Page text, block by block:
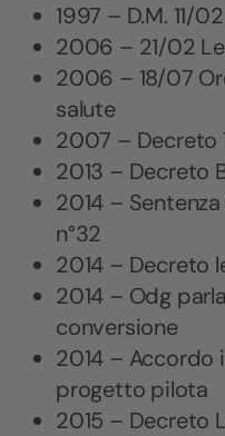
1997 – D.M. 11/
2006 – 21/02
2006 – 18/07
salute
2007 – Decreto
2013 – Decreto
2014 –
n°32
2014 – Decreto
2014 – Odg
conversione
2014 – Accordo
progetto pilota
2015 – Decreto